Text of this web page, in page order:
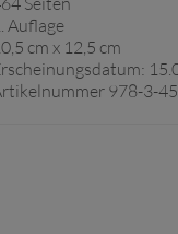
Auflage
cm x 12,5 cm
978-3-